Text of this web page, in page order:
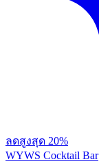
ลดสูงสุด 20%
WYWS Cocktail Bar